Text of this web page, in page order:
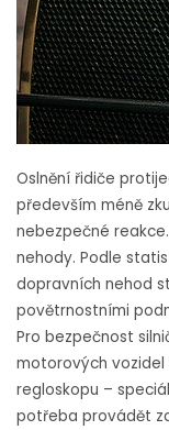
Oslnění řidiče
především méně
nebezpečné
nehody. Podle
dopravních nehod
povětrnostními
Pro bezpečnost
motorových
regloskopu –
potřeba provádět